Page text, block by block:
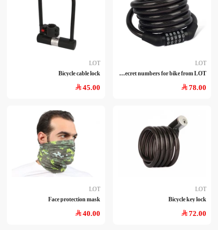
LOT
Loc
k secret numbers for bike from LOT
78.00
LOT
Bicycle cable lock
45.00
LOT
Bicycle key lock
72.00
LOT
Face protection mask
40.00